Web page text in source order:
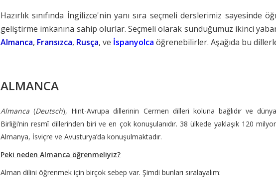
Hazırlık sınıfında İngilizce'nin yanı sıra seçmeli derslerimiz sayesinde
geliştirme imkanına sahip olurlar. Seçmeli olarak sunduğumuz ikinci
Almanca, Fransızca, Rusça, ve İspanyolca öğrenebilirler. Aşağıda bu
ALMANCA
Almanca (Deutsch), Hint-Avrupa dillerinin Cermen dilleri koluna bağlıdır ve
Birliği’nin resmî dillerinden biri ve en çok konuşulanıdır. 38 ülkede yaklaşık 120
Almanya, İsviçre ve Avusturya’da konuşulmaktadır.
Peki neden Almanca öğrenmeliyiz?
Alman dilini öğrenmek için birçok sebep var. Şimdi bunları sıralayalım: